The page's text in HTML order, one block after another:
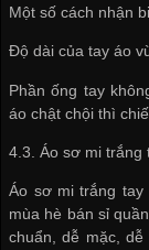
Một số cách nhận
Độ dài của tay áo
Phần ống tay
áo chật chội thì
4.3. Áo sơ mi trắng
Áo sơ mi trắng tay
mùa hè bán sỉ
chuẩn, dễ mặc,